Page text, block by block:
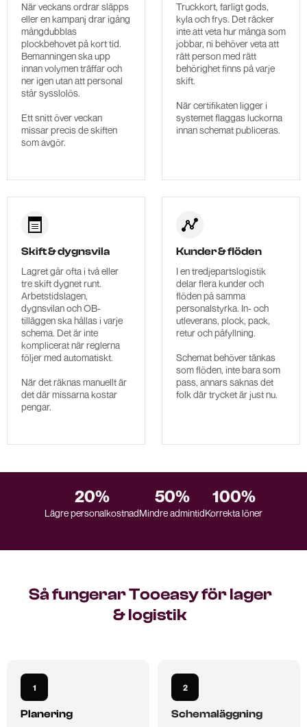
När veckans ordrar släpps
eller en kampanj drar igång
mångdubblas
plockbehovet på kort tid.
Bemanningen ska upp
innan volymen träffar och
ner igen utan att personal
står sysslolös.
Ett snitt över veckan
missar precis de skiften
som avgör.
Truckkort, farligt gods,
kyla och frys. Det räcker
inte att veta hur många som
jobbar, ni behöver veta att
rätt person med rätt
behörighet finns på varje
skift.
När certifikaten ligger i
systemet flaggas luckorna
innan schemat publiceras.
Skift & dygnsvila
Lagret går ofta i två eller
tre skift dygnet runt.
Arbetstidslagen,
dygnsvilan och OB-
tilläggen ska hållas i varje
schema. Det är inte
komplicerat när reglerna
följer med automatiskt.
När det räknas manuellt är
det där missarna kostar
pengar.
Kunder & flöden
I en tredjepartslogistik
delar flera kunder och
flöden på samma
personalstyrka. In- och
utleverans, plock, pack,
retur och påfyllning.
Schemat behöver tänkas
som flöden, inte bara som
pass, annars saknas det
folk där trycket är just nu.
20%
Lägre personalkostnad
50%
Mindre admintid
100%
Korrekta löner
Så fungerar Tooeasy för lager
& logistik
1
Planering
2
Schemaläggning